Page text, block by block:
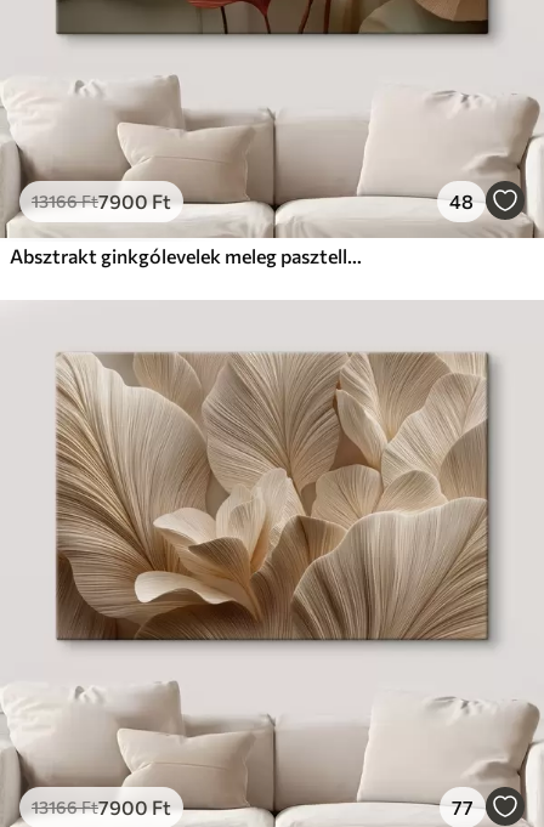
13166Ft7900Ft 48
Absztrakt ginkgólevelek meleg pasztell színekben
13166Ft7900 Ft 77